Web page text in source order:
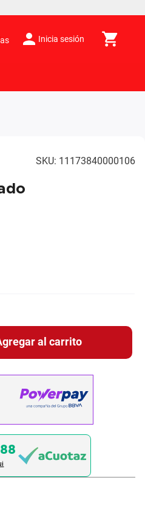
Inicia sesión
SKU: 11173840000106
al carrito